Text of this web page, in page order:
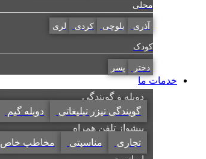
محلی
آذری بلوچی کردی لری
کودک
دختر پسر
خدمات ما
دوبله و گویندگی
گویندگی تیزر تبلیغاتی
دوبله گیم
پیشواز تلفن همراه
تجاری
مناسبتی مخاطب خاص